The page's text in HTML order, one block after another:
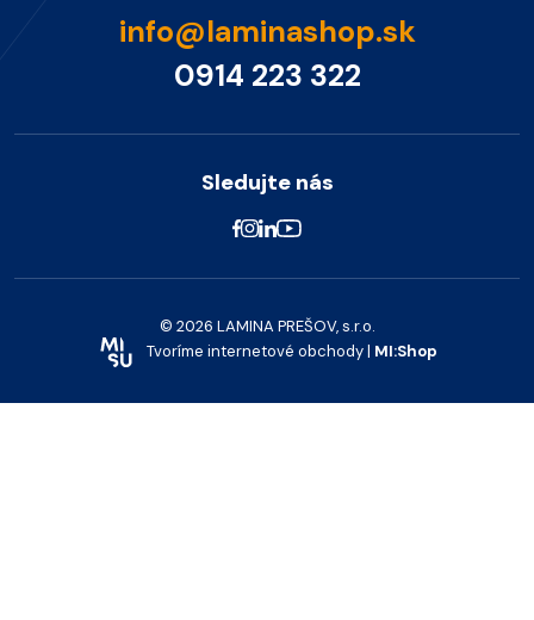
info@laminashop.sk
0914 223 322
Sledujte nás
© 2026 LAMINA PREŠOV, s.r.o.
Tvoríme internetové obchody | MI:Shop